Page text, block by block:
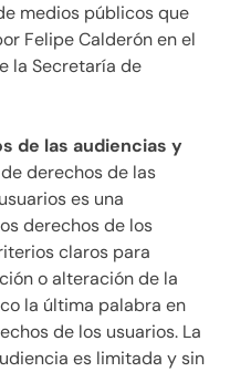
medios públicos que
Felipe Calderón en el
la Secretaría de
de las audiencias y
derechos de las
es una
derechos de los
claros para
o alteración de la
la última palabra en
de los usuarios. La
es limitada y sin